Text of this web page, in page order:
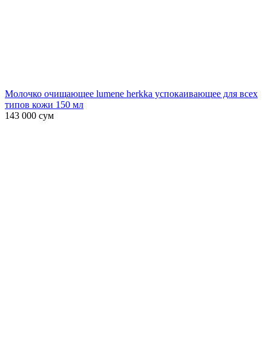
Молочко очищающее lumene herkka успокаивающее для всех
типов кожи 150 мл
143 000 сум